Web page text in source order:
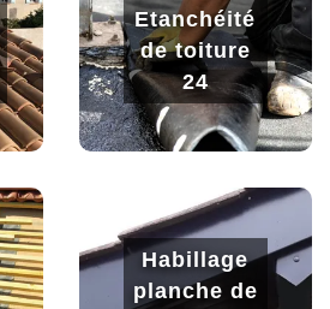
Etanchéité
de toiture
24
Habillage
planche de